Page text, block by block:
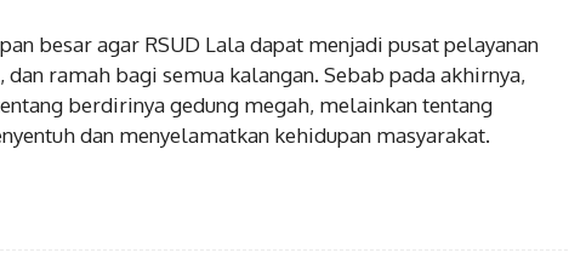
besar agar RSUD Lala dapat menjadi pusat pelayanan
ramah bagi semua kalangan. Sebab pada akhirnya,
berdirinya gedung megah, melainkan tentang
dan menyelamatkan kehidupan masyarakat.